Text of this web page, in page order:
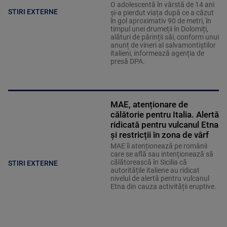
STIRI EXTERNE
O adolescentă în vârstă de 14 ani
și-a pierdut viața după ce a căzut
în gol aproximativ 90 de metri, în
timpul unei drumeții în Dolomiți,
alături de părinții săi, conform unui
anunț de vineri al salvamontiștilor
italieni, informează agenția de
presă DPA.
STIRI EXTERNE
MAE, atenționare de
călătorie pentru Italia. Alertă
ridicată pentru vulcanul Etna
și restricții în zona de vârf
MAE îi atenționează pe românii
care se află sau intenționează să
călătorească în Sicilia că
autoritățile italiene au ridicat
nivelul de alertă pentru vulcanul
Etna din cauza activității eruptive.